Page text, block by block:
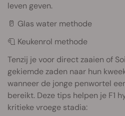
leven geven.
🥛 Glas water methode
🧻 Keukenrol methode
Tenzij je voor direct zaaien of
gekiemde zaden naar hun
wanneer de jonge penwortel
bereikt. Deze tips helpen je F1
kritieke vroege stadia: